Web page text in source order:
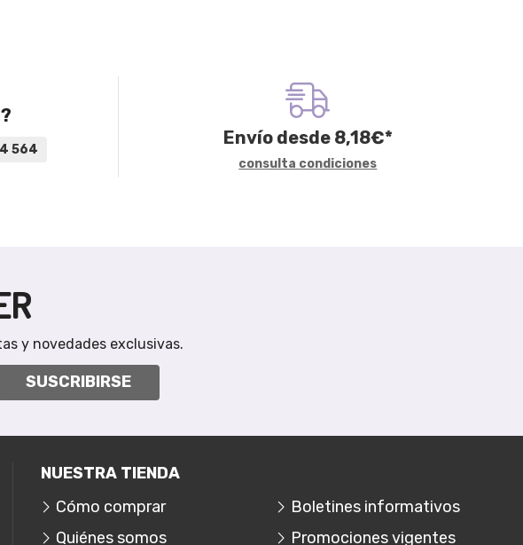
564
Envío desde 8,18€*
consulta condiciones
y novedades exclusivas.
SUSCRIBIRSE
NUESTRA TIENDA
Cómo comprar
Quiénes somos
Boletines informativos
Promociones vigentes